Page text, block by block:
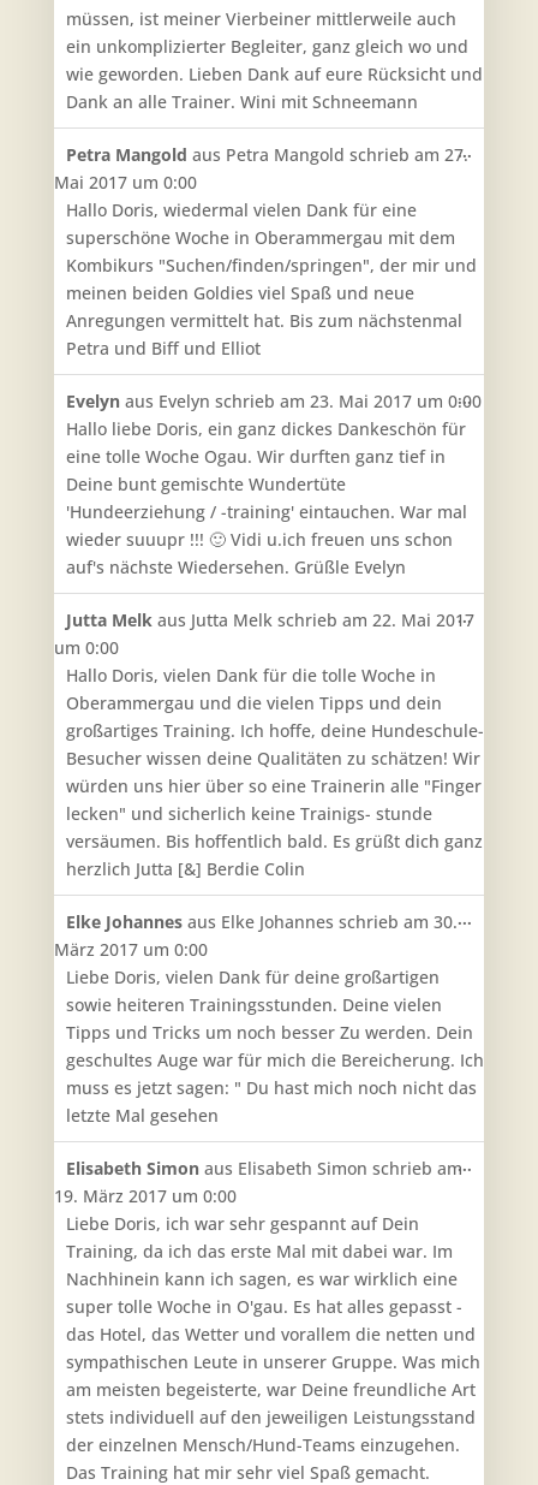
müssen, ist meiner Vierbeiner mittlerweile auch
ein unkomplizierter Begleiter, ganz gleich wo und
wie geworden. Lieben Dank auf eure Rücksicht und
Dank an alle Trainer. Wini mit Schneemann
Petra Mangold aus Petra Mangold schrieb am 27.
Mai 2017 um 0:00
Hallo Doris, wiedermal vielen Dank für eine
superschöne Woche in Oberammergau mit dem
Kombikurs "Suchen/finden/springen", der mir und
meinen beiden Goldies viel Spaß und neue
Anregungen vermittelt hat. Bis zum nächstenmal
Petra und Biff und Elliot
...
Evelyn aus Evelyn schrieb am 23. Mai 2017 um 0:00
Hallo liebe Doris, ein ganz dickes Dankeschön für
eine tolle Woche Ogau. Wir durften ganz tief in
Deine bunt gemischte Wundertüte
'Hundeerziehung / -training' eintauchen. War mal
wieder suuupr !!! 🙂 Vidi u.ich freuen uns schon
auf's nächste Wiedersehen. Grüßle Evelyn
...Diese
Jutta Melk aus Jutta Melk schrieb am 22. Mai 2017
um 0:00
Hallo Doris, vielen Dank für die tolle Woche in
Oberammergau und die vielen Tipps und dein
großartiges Training. Ich hoffe, deine Hundeschule-
Besucher wissen deine Qualitäten zu schätzen! Wir
würden uns hier über so eine Trainerin alle "Finger
lecken" und sicherlich keine Trainigs- stunde
versäumen. Bis hoffentlich bald. Es grüßt dich ganz
herzlich Jutta [&] Berdie Colin
...Diese
Elke Johannes aus Elke Johannes schrieb am 30.
März 2017 um 0:00
Liebe Doris, vielen Dank für deine großartigen
sowie heiteren Trainingsstunden. Deine vielen
Tipps und Tricks um noch besser Zu werden. Dein
geschultes Auge war für mich die Bereicherung. Ich
muss es jetzt sagen: " Du hast mich noch nicht das
letzte Mal gesehen
...
Elisabeth Simon aus Elisabeth Simon schrieb am
19. März 2017 um 0:00
Liebe Doris, ich war sehr gespannt auf Dein
Training, da ich das erste Mal mit dabei war. Im
Nachhinein kann ich sagen, es war wirklich eine
super tolle Woche in O'gau. Es hat alles gepasst -
das Hotel, das Wetter und vorallem die netten und
sympathischen Leute in unserer Gruppe. Was mich
am meisten begeisterte, war Deine freundliche Art
stets individuell auf den jeweiligen Leistungsstand
der einzelnen Mensch/Hund-Teams einzugehen.
Das Training hat mir sehr viel Spaß gemacht.
...